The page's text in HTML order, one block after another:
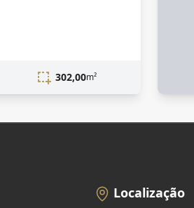
302,00m²
Localização